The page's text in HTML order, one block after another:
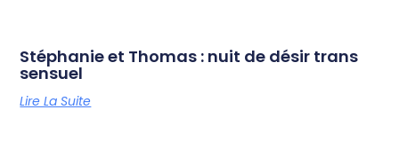
Stéphanie et Thomas : nuit de désir trans
sensuel
Lire La Suite